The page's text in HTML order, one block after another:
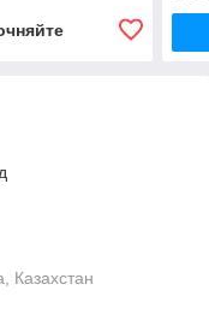
Казахстан